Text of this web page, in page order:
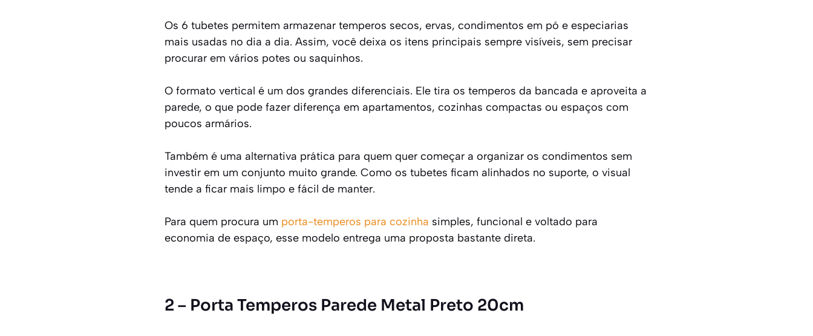
Os 6 tubetes permitem armazenar temperos secos, ervas, condimentos em pó e especiarias
mais usadas no dia a dia. Assim, você deixa os itens principais sempre visíveis, sem precisar
procurar em vários potes ou saquinhos.
O formato vertical é um dos grandes diferenciais. Ele tira os temperos da bancada e aproveita a
parede, o que pode fazer diferença em apartamentos, cozinhas compactas ou espaços com
poucos armários.
Também é uma alternativa prática para quem quer começar a organizar os condimentos sem
investir em um conjunto muito grande. Como os tubetes ficam alinhados no suporte, o visual
tende a ficar mais limpo e fácil de manter.
Para quem procura um porta-temperos para cozinha simples, funcional e voltado para
economia de espaço, esse modelo entrega uma proposta bastante direta.
2 – Porta Temperos Parede Metal Preto 20cm